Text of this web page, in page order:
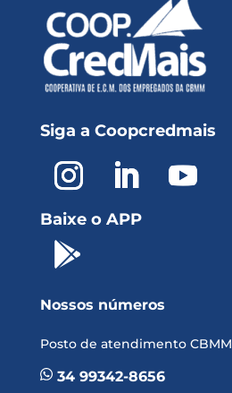
Siga a Coopcredmais
Baixe o APP

Nossos números
Posto de atendimento CBMM
34 99342-8656